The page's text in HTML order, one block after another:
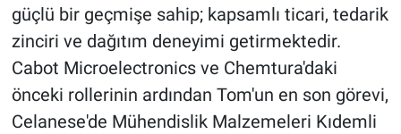
güçlü bir geçmişe sahip; kapsamlı ticari, tedarik
zinciri ve dağıtım deneyimi getirmektedir.
Cabot Microelectronics ve Chemtura'daki
önceki rollerinin ardından Tom'un en son görevi,
Celanese'de Mühendislik Malzemeleri Kıdemli